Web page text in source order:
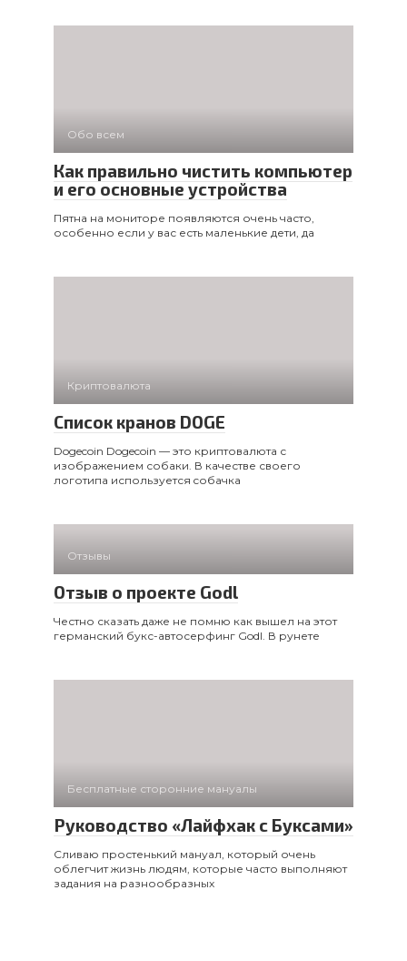
Обо всем
Как правильно чистить компьютер
и его основные устройства
Пятна на мониторе появляются очень часто,
особенно если у вас есть маленькие дети, да
Криптовалюта
Список кранов DOGE
Dogecoin Dogecoin — это криптовалюта с
изображением собаки. В качестве своего
логотипа используется cобачка
Отзывы
Отзыв о проекте Godl
Честно сказать даже не помню как вышел на этот
германский букс-автосерфинг Godl. В рунете
Бесплатные сторонние мануалы
Руководство «Лайфхак с Буксами»
Сливаю простенький мануал, который очень
облегчит жизнь людям, которые часто выполняют
задания на разнообразных